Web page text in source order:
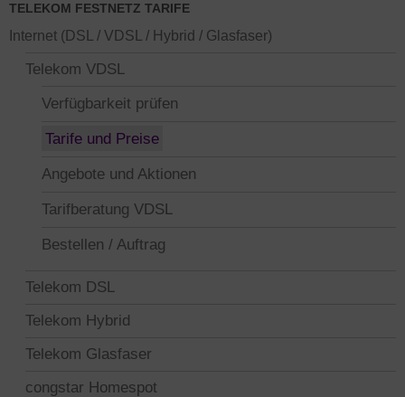
TELEKOM FESTNETZ TARIFE
Internet (DSL / VDSL / Hybrid / Glasfaser)
Telekom VDSL
Verfügbarkeit prüfen
Tarife und Preise
Angebote und Aktionen
Tarifberatung VDSL
Bestellen / Auftrag
Telekom DSL
Telekom Hybrid
Telekom Glasfaser
congstar Homespot